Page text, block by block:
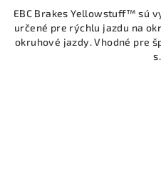
EBC Brakes Yellowstuff™ sú
určené pre rýchlu jazdu na
okruhové jazdy. Vhodné pre